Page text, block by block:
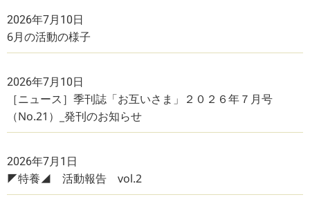
2026年7月10日
6月の活動の様子
2026年7月10日
［ニュース］季刊誌「お互いさま」２０２６年７月号
（No.21）_発刊のお知らせ
2026年7月1日
◤特養◢ 活動報告 vol.2